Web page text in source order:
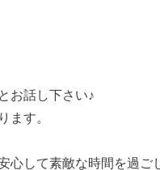
お話し下さい♪
ます。
心して素敵な時間を過ごし